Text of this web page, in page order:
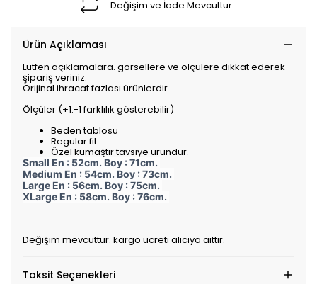
Değişim ve İade Mevcuttur.
Ürün Açıklaması
Lütfen açıklamalara. görsellere ve ölçülere dikkat ederek
şipariş veriniz.
Orijinal ihracat fazlası ürünlerdir.
Ölçüler (+1.-1 farklılık gösterebilir)
Beden tablosu
Regular fit
Özel kumaştır tavsiye üründür.
Small En : 52cm. Boy : 71cm.
Medium En : 54cm. Boy : 73cm.
Large En : 56cm. Boy : 75cm.
XLarge En : 58cm. Boy : 76cm.
Değişim mevcuttur. kargo ücreti alıcıya aittir.
Taksit Seçenekleri